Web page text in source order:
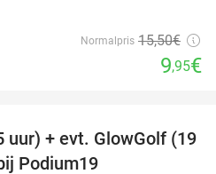
Normalpris 15,50€
9,95€
36%
uur) + evt. GlowGolf (19
Podium19